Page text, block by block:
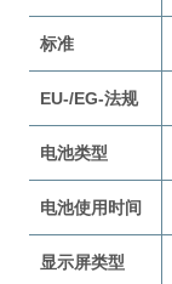
标准
EU-/EG-法规
电池类型
电池使用时间
显示屏类型